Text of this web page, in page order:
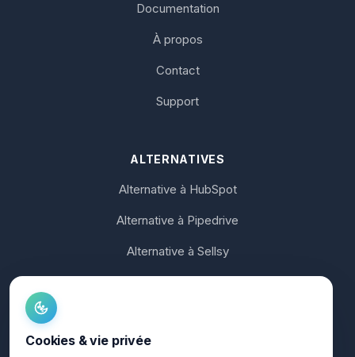
Documentation
À propos
Contact
Support
ALTERNATIVES
Alternative à HubSpot
Alternative à Pipedrive
Alternative à Sellsy
Alternative à Koban
Cookies & vie privée